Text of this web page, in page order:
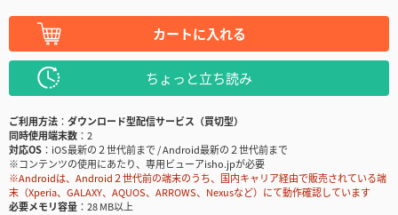
カートに入れる
ちょっと立ち読み
ご利用方法
ダウンロード型配信サービス（買切型）
同時使用端末数
2
対応OS
iOS最新の２世代前まで / Android最新の２世代前まで
※コンテンツの使用にあたり、専用ビューアisho.jpが必要
※Androidは、Android２世代前の端末のうち、国内キャリア経由で販売されている端
末（Xperia、GALAXY、AQUOS、ARROWS、Nexusなど）にて動作確認しています
必要メモリ容量
28 MB以上